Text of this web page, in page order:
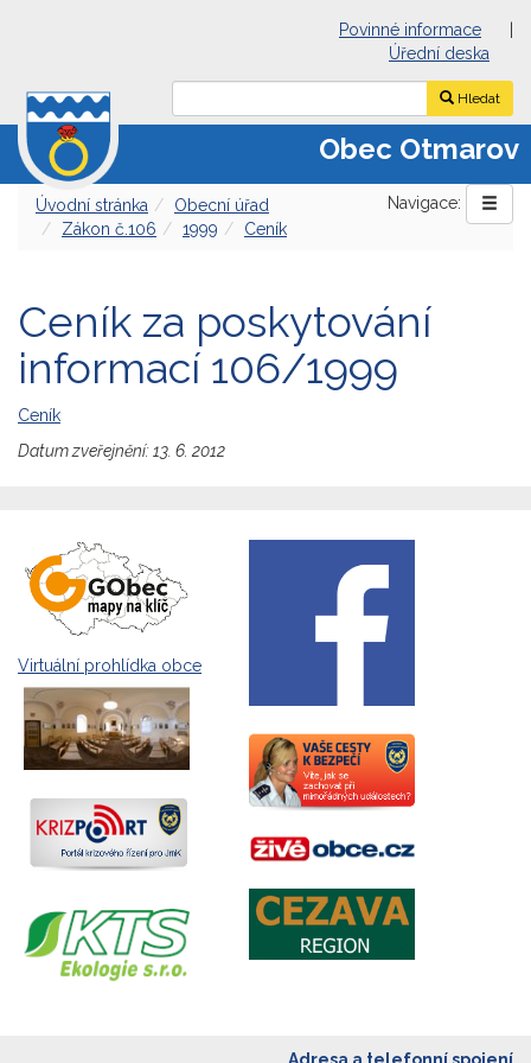
Povinné informace
Úřední deska
Hledat
Obec Otmarov
Navigace:
Úvodní stránka
Obecní úřad
Zákon č.106
1999 Ceník
Ceník za poskytování
informací 106/1999
Ceník
Datum zveřejnění: 13. 6. 2012
Virtuální prohlídka obce
Adresa a telefonní spojení